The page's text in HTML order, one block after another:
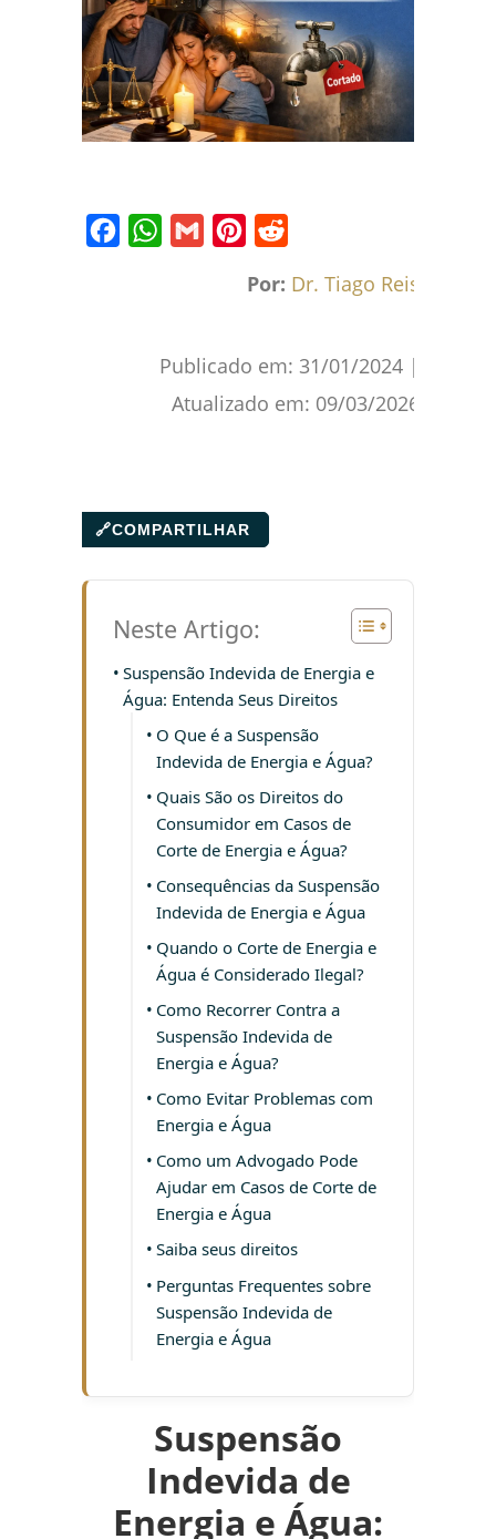
Por: Dr. Tiago Reis
Publicado em: 31/01/2024 |
Atualizado em: 09/03/2026
🔗COMPARTILHAR
Neste Artigo:
Suspensão Indevida de Energia e
Água: Entenda Seus Direitos
O Que é a Suspensão
Indevida de Energia e Água?
Quais São os Direitos do
Consumidor em Casos de
Corte de Energia e Água?
Consequências da Suspensão
Indevida de Energia e Água
Quando o Corte de Energia e
Água é Considerado Ilegal?
Como Recorrer Contra a
Suspensão Indevida de
Energia e Água?
Como Evitar Problemas com
Energia e Água
Como um Advogado Pode
Ajudar em Casos de Corte de
Energia e Água
Saiba seus direitos
Perguntas Frequentes sobre
Suspensão Indevida de
Energia e Água
Suspensão
Indevida de
Energia e Água: